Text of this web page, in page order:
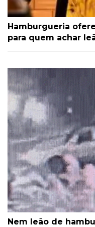
Hamburgueria
para quem achar
Nem leão de